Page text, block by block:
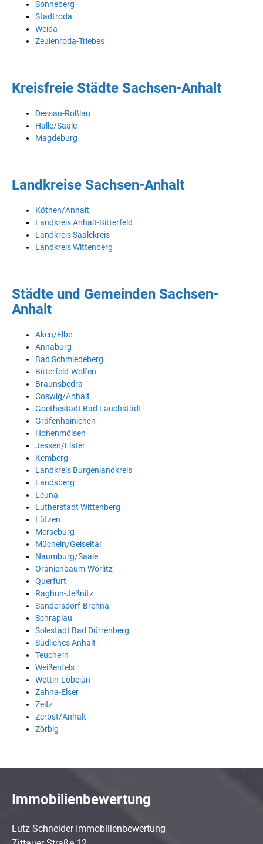
Sonneberg
Stadtroda
Weida
Zeulenroda-Triebes
Kreisfreie Städte Sachsen-Anhalt
Dessau-Roßlau
Halle/Saale
Magdeburg
Landkreise Sachsen-Anhalt
Köthen/Anhalt
Landkreis Anhalt-Bitterfeld
Landkreis Saalekreis
Landkreis Wittenberg
Städte und Gemeinden Sachsen-
Anhalt
Aken/Elbe
Annaburg
Bad Schmiedeberg
Bitterfeld-Wolfen
Braunsbedra
Coswig/Anhalt
Goethestadt Bad Lauchstädt
Gräfenhainichen
Hohenmölsen
Jessen/Elster
Kemberg
Landkreis Burgenlandkreis
Landsberg
Leuna
Lutherstadt Wittenberg
Lützen
Merseburg
Mücheln/Geiseltal
Naumburg/Saale
Oranienbaum-Wörlitz
Querfurt
Raghun-Jeßnitz
Sandersdorf-Brehna
Schraplau
Solestadt Bad Dürrenberg
Südliches Anhalt
Teuchern
Weißenfels
Wettin-Löbejün
Zahna-Elser
Zeitz
Zerbst/Anhalt
Zörbig
Immobilienbewertung
Lutz Schneider Immobilienbewertung